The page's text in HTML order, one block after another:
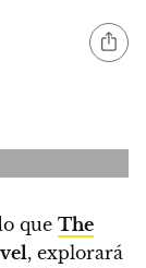
que The
, explorará